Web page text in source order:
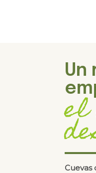
Un
el
Cuevas